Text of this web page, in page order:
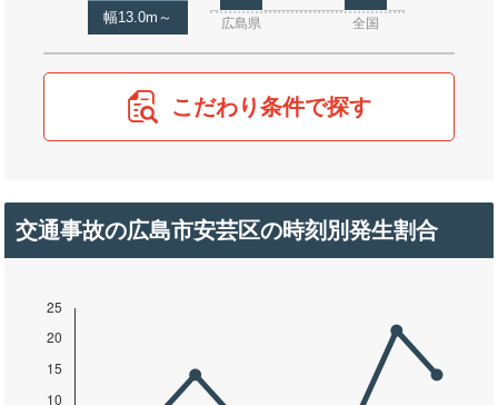
幅13.0m～ 広島県 全国
こだわり条件で探す
交通事故の広島市安芸区の時刻別発生割合